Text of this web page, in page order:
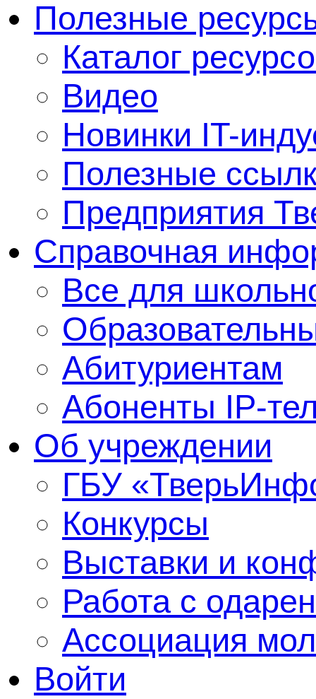
Полезные
Каталог
Видео
Новинки IT-
Полезные
Предприятия
Справочная
Все для
Абитуриентам
Абоненты IP-
Об учреждении
ГБУ
Конкурсы
Выставки и
Работа с
Ассоциация
Войти